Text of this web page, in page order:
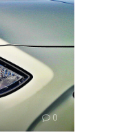
0